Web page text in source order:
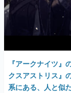
『アークナイツ
クスアストリス』
系にある、人と似